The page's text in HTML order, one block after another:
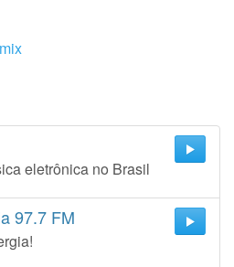
eletrônica no Brasil
97.7 FM